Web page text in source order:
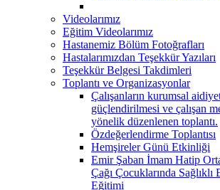
Videolarımız
Eğitim Videolarımız
Hastanemiz Bölüm Fotoğrafları
Hastalarımızdan Teşekkür Yazıları
Teşekkür Belgesi Takdimleri
Toplantı ve Organizasyonlar
Çalışanların kurumsal
güçlendirilmesi ve çalışan
yönelik düzenlenen toplantı.
Özdeğerlendirme Toplantısı
Hemşireler Günü Etkinliği
Emir Şaban İmam Hatip
Çağı Çocuklarında
Eğitimi